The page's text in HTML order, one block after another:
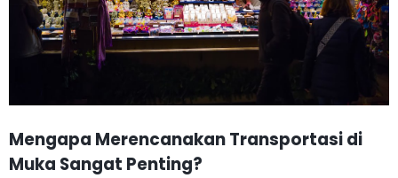
Mengapa Merencanakan Transportasi di
Muka Sangat Penting?